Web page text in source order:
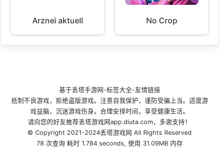
Arznei aktuell No Crop
基于丢塔手游网 -标签大全-友情链接
抵制不良游戏，拒绝盗版游戏。注意自我保护，谨防受骗上当。适度游
戏益脑，沉迷游戏伤身。合理安排时间，享受健康生活。
请向您的好友推荐丢塔游戏网app.diuta.com，多谢支持！
© Copyright 2021-2024丢塔游戏网 All Rights Reserved
78 次查询 耗时 1.784 seconds, 使用 31.09MB 内存